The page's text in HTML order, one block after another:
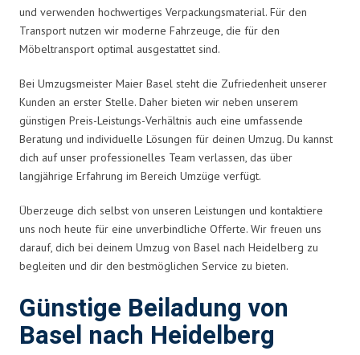
und verwenden hochwertiges Verpackungsmaterial. Für den
Transport nutzen wir moderne Fahrzeuge, die für den
Möbeltransport optimal ausgestattet sind.
Bei Umzugsmeister Maier Basel steht die Zufriedenheit unserer
Kunden an erster Stelle. Daher bieten wir neben unserem
günstigen Preis-Leistungs-Verhältnis auch eine umfassende
Beratung und individuelle Lösungen für deinen Umzug. Du kannst
dich auf unser professionelles Team verlassen, das über
langjährige Erfahrung im Bereich Umzüge verfügt.
Überzeuge dich selbst von unseren Leistungen und kontaktiere
uns noch heute für eine unverbindliche Offerte. Wir freuen uns
darauf, dich bei deinem Umzug von Basel nach Heidelberg zu
begleiten und dir den bestmöglichen Service zu bieten.
Günstige Beiladung von
Basel nach Heidelberg